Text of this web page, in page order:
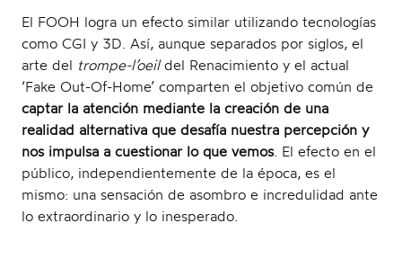
o
n
El FOOH logra un efecto similar utilizando tecnologías
como CGI y 3D. Así, aunque separados por siglos, el
arte del trompe-l’oeildel Renacimiento y el actual
‘Fake Out-Of-Home’ comparten el objetivo común de
captar la atención mediante la creación de una
realidad alternativa que desafía nuestra percepción y
nos impulsa a cuestionar lo que vemos. El efecto en el
público, independientemente de la época, es el
mismo: una sensación de asombro e incredulidad ante
lo extraordinario y lo inesperado.